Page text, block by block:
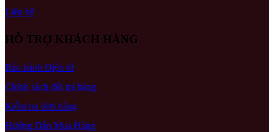
Liên hệ
HỖ TRỢ KHÁCH HÀNG
Bảo hành Điện tử
Chính sách đổi trả hàng
Kiểm tra đơn hàng
Hướng Dẫn Mua Hàng